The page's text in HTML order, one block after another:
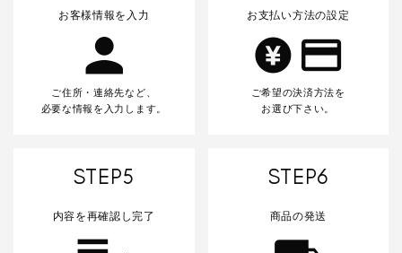
お客様情報を入力
ご住所・連絡先など、
必要な情報を入力します。
お支払い方法の設定
ご希望の決済方法を
お選び下さい。
STEP5
内容を再確認し完了
STEP6
商品の発送